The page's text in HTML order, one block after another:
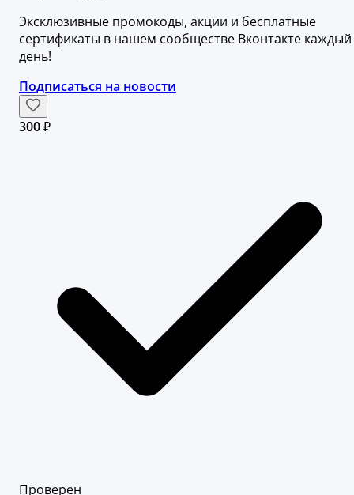
Эксклюзивные промокоды, акции и бесплатные
сертификаты в нашем сообществе Вконтакте каждый
день!
Подписаться на новости
300 ₽
Проверен